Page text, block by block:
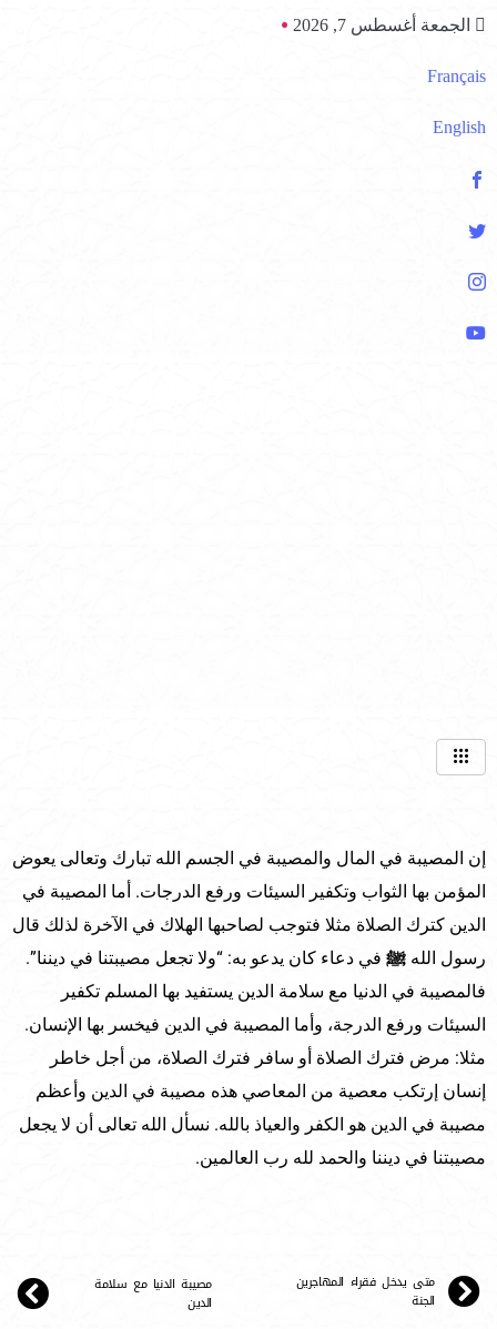
الجمعة أغسطس 7, 2026
Français
English
إن المصيبة في المال والمصيبة في الجسم الله تبارك وتعالى يعوض
المؤمن بها الثواب وتكفير السيئات ورفع الدرجات. أما المصيبة في
الدين كترك الصلاة مثلا فتوجب لصاحبها الهلاك في الآخرة لذلك قال
رسول الله ﷺ في دعاء كان يدعو به: “ولا تجعل مصيبتنا في ديننا”.
فالمصيبة في الدنيا مع سلامة الدين يستفيد بها المسلم تكفير
السيئات ورفع الدرجة، وأما المصيبة في الدين فيخسر بها الإنسان.
مثلا: مرض فترك الصلاة أو سافر فترك الصلاة، من أجل خاطر
إنسان إرتكب معصية من المعاصي هذه مصيبة في الدين وأعظم
مصيبة في الدين هو الكفر والعياذ بالله. نسأل الله تعالى أن لا يجعل
مصيبتنا في ديننا والحمد لله رب العالمين.
متى يدخل فقراء المهاجرين
الجنة
مصيبة الدنيا مع سلامة
الدين